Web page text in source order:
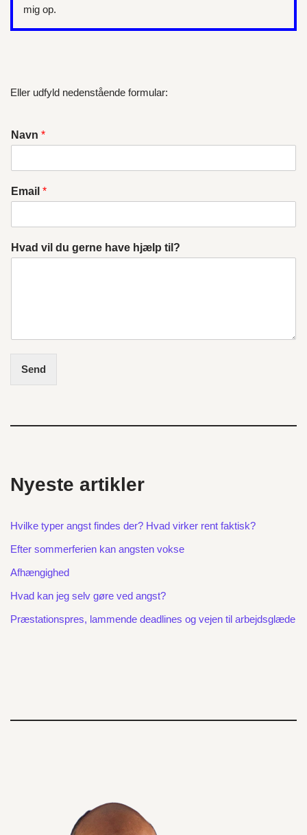
mig op.
Eller udfyld nedenstående formular:
Navn *
Email *
Hvad vil du gerne have hjælp til?
Send
Nyeste artikler
Hvilke typer angst findes der? Hvad virker rent faktisk?
Efter sommerferien kan angsten vokse
Afhængighed
Hvad kan jeg selv gøre ved angst?
Præstationspres, lammende deadlines og vejen til arbejdsglæde